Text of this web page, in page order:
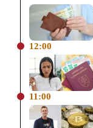
12:00
11:00